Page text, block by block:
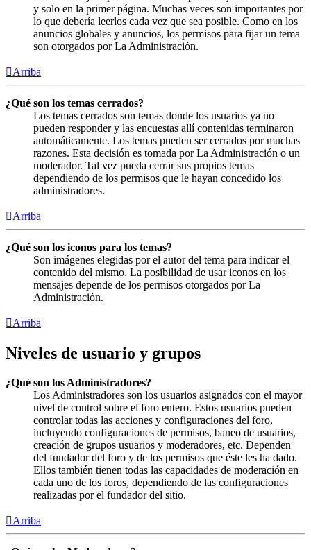
y solo en la primer página. Muchas veces son importantes por
lo que debería leerlos cada vez que sea posible. Como en los
anuncios globales y anuncios, los permisos para fijar un tema
son otorgados por La Administración.
Arriba
¿Qué son los temas cerrados?
Los temas cerrados son temas donde los usuarios ya no
pueden responder y las encuestas allí contenidas terminaron
automáticamente. Los temas pueden ser cerrados por muchas
razones. Esta decisión es tomada por La Administración o un
moderador. Tal vez pueda cerrar sus propios temas
dependiendo de los permisos que le hayan concedido los
administradores.
Arriba
¿Qué son los iconos para los temas?
Son imágenes elegidas por el autor del tema para indicar el
contenido del mismo. La posibilidad de usar iconos en los
mensajes depende de los permisos otorgados por La
Administración.
Arriba
Niveles de usuario y grupos
¿Qué son los Administradores?
Los Administradores son los usuarios asignados con el mayor
nivel de control sobre el foro entero. Estos usuarios pueden
controlar todas las acciones y configuraciones del foro,
incluyendo configuraciones de permisos, baneo de usuarios,
creación de grupos usuarios y moderadores, etc. Dependen
del fundador del foro y de los permisos que éste les ha dado.
Ellos también tienen todas las capacidades de moderación en
cada uno de los foros, dependiendo de las configuraciones
realizadas por el fundador del sitio.
Arriba